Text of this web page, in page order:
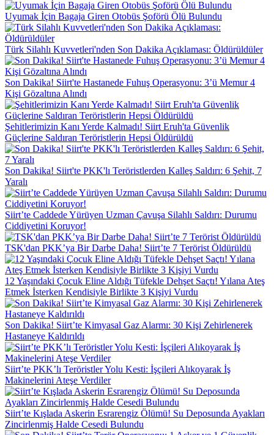
Uyumak İçin Bagaja Giren Otobüs Şoförü Ölü Bulundu
Türk Silahlı Kuvvetleri'nden Son Dakika Açıklaması: Öldürüldüler
Son Dakika! Siirt'te Hastanede Fuhuş Operasyonu: 3’ü Memur 4
Kişi Gözaltına Alındı
Şehitlerimizin Kanı Yerde Kalmadı! Siirt Eruh'ta Güvenlik
Güçlerine Saldıran Teröristlerin Hepsi Öldürüldü
Son Dakika! Siirt'te PKK'lı Teröristlerden Kalleş Saldırı: 6 Şehit, 7
Yaralı
Siirt’te Caddede Yürüyen Uzman Çavuşa Silahlı Saldırı: Durumu
Ciddiyetini Koruyor!
TSK'dan PKK’ya Bir Darbe Daha! Siirt’te 7 Terörist Öldürüldü
12 Yaşındaki Çocuk Eline Aldığı Tüfekle Dehşet Saçtı! Yılana Ateş
Etmek İsterken Kendisiyle Birlikte 3 Kişiyi Vurdu
Son Dakika! Siirt’te Kimyasal Gaz Alarmı: 30 Kişi Zehirlenerek
Hastaneye Kaldırıldı
Siirt’te PKK’lı Teröristler Yolu Kesti: İşçileri Alıkoyarak İş
Makinelerini Ateşe Verdiler
Siirt’te Kışlada Askerin Esrarengiz Ölümü! Su Deposunda Ayakları
Zincirlenmiş Halde Cesedi Bulundu